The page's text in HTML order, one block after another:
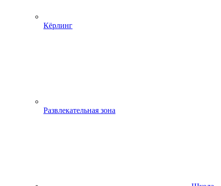
Кёрлинг
Развлекательная зона